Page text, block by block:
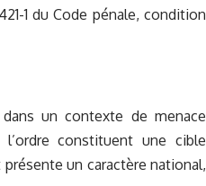
1 du Code pénale, condition
un contexte de menace
constituent une cible
un caractère national,